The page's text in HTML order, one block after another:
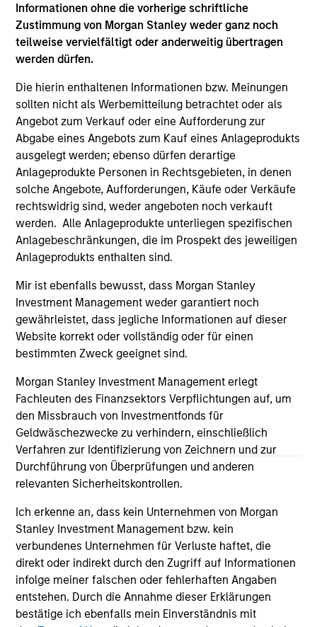
Informationen ohne die vorherige schriftliche
Zustimmung von Morgan Stanley weder ganz noch
teilweise vervielfältigt oder anderweitig übertragen
werden dürfen.
Die hierin enthaltenen Informationen bzw. Meinungen
sollten nicht als Werbemitteilung betrachtet oder als
Angebot zum Verkauf oder eine Aufforderung zur
Abgabe eines Angebots zum Kauf eines Anlageprodukts
ausgelegt werden; ebenso dürfen derartige
Anlageprodukte Personen in Rechtsgebieten, in denen
solche Angebote, Aufforderungen, Käufe oder Verkäufe
rechtswidrig sind, weder angeboten noch verkauft
werden. Alle Anlageprodukte unterliegen spezifischen
Anlagebeschränkungen, die im Prospekt des jeweiligen
Anlageprodukts enthalten sind.
Mir ist ebenfalls bewusst, dass Morgan Stanley
Investment Management weder garantiert noch
gewährleistet, dass jegliche Informationen auf dieser
Website korrekt oder vollständig oder für einen
bestimmten Zweck geeignet sind.
Morgan Stanley Investment Management erlegt
Fachleuten des Finanzsektors Verpflichtungen auf, um
den Missbrauch von Investmentfonds für
Geldwäschezwecke zu verhindern, einschließlich
Verfahren zur Identifizierung von Zeichnern und zur
Durchführung von Überprüfungen und anderen
relevanten Sicherheitskontrollen.
Ich erkenne an, dass kein Unternehmen von Morgan
Stanley Investment Management bzw. kein
verbundenes Unternehmen für Verluste haftet, die
direkt oder indirekt durch den Zugriff auf Informationen
infolge meiner falschen oder fehlerhaften Angaben
entstehen. Durch die Annahme dieser Erklärungen
bestätige ich ebenfalls mein Einverständnis mit
Sofia holds a Masters of Science from Imperial
College London, a Chinese Language & Culture
Certificate from Tsinghua University and a
Laws from the University of Hong Kong. Sofia is a
Certified ESG Analyst® with the European
Federation of Financial Analysts. She also has CFA
UK Certificates in ESG Investing, Impact Investing
and a Sustainability and Climate Risk Certificate
from the Global Association of Risk Professionals.
May not represent all Team Members.
The information on this page is for informational
purposes only. The information contained herein does
not constitute and should not be construed as an
offering of advisory services or an offer to sell or a
solicitation of an offer to buy any securities in any
jurisdiction in which such offer or solicitation,
purchase or sale would be unlawful under the
securities, insurance or other laws of such jurisdiction.
All investing involves risks, including a loss of principal.
Please refer to the strategy detail page for important
information on the strategy, including additional risk
considerations.